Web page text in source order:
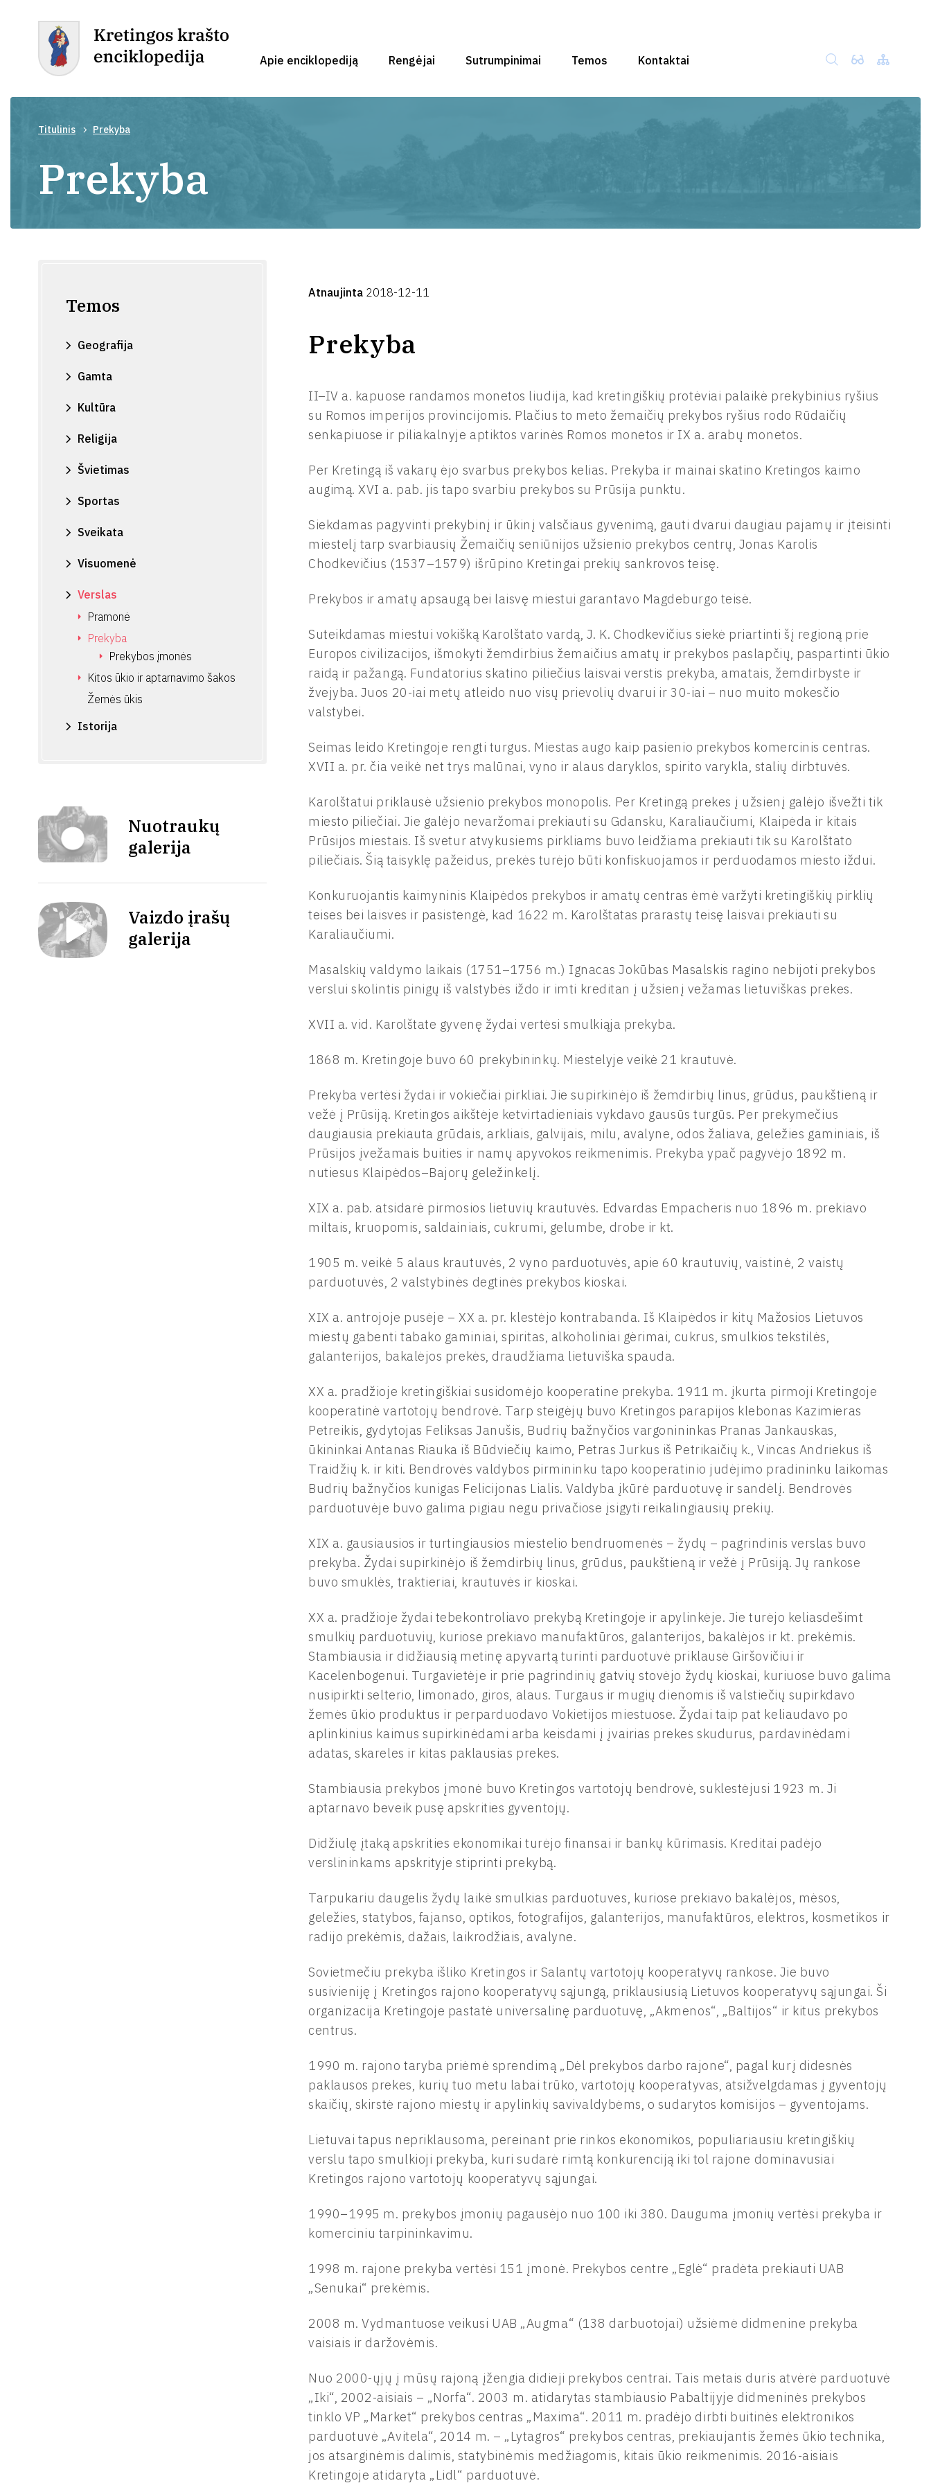
Apie enciklopediją Rengėjai Sutrumpinimai Temos Kontaktai
Titulinis Prekyba
Prekyba
Temos
Geografija
Gamta
Kultūra
Religija
Švietimas
Sportas
Sveikata
Visuomenė
Verslas
Pramonė
Prekyba
Prekybos įmonės
Kitos ūkio ir aptarnavimo šakos
Žemės ūkis
Istorija
Nuotraukų
galerija
Vaizdo įrašų
galerija
Atnaujinta 2018-12-11
Prekyba
II–IV a. kapuose randamos monetos liudija, kad kretingiškių protėviai palaikė prekybinius ryšius
su Romos imperijos provincijomis. Plačius to meto žemaičių prekybos ryšius rodo Rūdaičių
senkapiuose ir piliakalnyje aptiktos varinės Romos monetos ir IX a. arabų monetos.
Per Kretingą iš vakarų ėjo svarbus prekybos kelias. Prekyba ir mainai skatino Kretingos kaimo
augimą. XVI a. pab. jis tapo svarbiu prekybos su Prūsija punktu.
Siekdamas pagyvinti prekybinį ir ūkinį valsčiaus gyvenimą, gauti dvarui daugiau pajamų ir įteisinti
miestelį tarp svarbiausių Žemaičių seniūnijos užsienio prekybos centrų, Jonas Karolis
Chodkevičius (1537–1579) išrūpino Kretingai prekių sankrovos teisę.
Prekybos ir amatų apsaugą bei laisvę miestui garantavo Magdeburgo teisė.
Suteikdamas miestui vokišką Karolštato vardą, J. K. Chodkevičius siekė priartinti šį regioną prie
Europos civilizacijos, išmokyti žemdirbius žemaičius amatų ir prekybos paslapčių, paspartinti ūkio
raidą ir pažangą. Fundatorius skatino piliečius laisvai verstis prekyba, amatais, žemdirbyste ir
žvejyba. Juos 20-iai metų atleido nuo visų prievolių dvarui ir 30-iai – nuo muito mokesčio
valstybei.
Seimas leido Kretingoje rengti turgus. Miestas augo kaip pasienio prekybos komercinis centras.
XVII a. pr. čia veikė net trys malūnai, vyno ir alaus daryklos, spirito varykla, stalių dirbtuvės.
Karolštatui priklausė užsienio prekybos monopolis. Per Kretingą prekes į užsienį galėjo išvežti tik
miesto piliečiai. Jie galėjo nevaržomai prekiauti su Gdansku, Karaliaučiumi, Klaipėda ir kitais
Prūsijos miestais. Iš svetur atvykusiems pirkliams buvo leidžiama prekiauti tik su Karolštato
piliečiais. Šią taisyklę pažeidus, prekės turėjo būti konfiskuojamos ir perduodamos miesto iždui.
Konkuruojantis kaimyninis Klaipėdos prekybos ir amatų centras ėmė varžyti kretingiškių pirklių
teises bei laisves ir pasistengė, kad 1622 m. Karolštatas prarastų teisę laisvai prekiauti su
Karaliaučiumi.
Masalskių valdymo laikais (1751–1756 m.) Ignacas Jokūbas Masalskis ragino nebijoti prekybos
verslui skolintis pinigų iš valstybės iždo ir imti kreditan į užsienį vežamas lietuviškas prekes.
XVII a. vid. Karolštate gyvenę žydai vertėsi smulkiąja prekyba.
1868 m. Kretingoje buvo 60 prekybininkų. Miestelyje veikė 21 krautuvė.
Prekyba vertėsi žydai ir vokiečiai pirkliai. Jie supirkinėjo iš žemdirbių linus, grūdus, paukštieną ir
vežė į Prūsiją. Kretingos aikštėje ketvirtadieniais vykdavo gausūs turgūs. Per prekymečius
daugiausia prekiauta grūdais, arkliais, galvijais, milu, avalyne, odos žaliava, geležies gaminiais, iš
Prūsijos įvežamais buities ir namų apyvokos reikmenimis. Prekyba ypač pagyvėjo 1892 m.
nutiesus Klaipėdos–Bajorų geležinkelį.
XIX a. pab. atsidarė pirmosios lietuvių krautuvės. Edvardas Empacheris nuo 1896 m. prekiavo
miltais, kruopomis, saldainiais, cukrumi, gelumbe, drobe ir kt.
1905 m. veikė 5 alaus krautuvės, 2 vyno parduotuvės, apie 60 krautuvių, vaistinė, 2 vaistų
parduotuvės, 2 valstybinės degtinės prekybos kioskai.
XIX a. antrojoje pusėje – XX a. pr. klestėjo kontrabanda. Iš Klaipėdos ir kitų Mažosios Lietuvos
miestų gabenti tabako gaminiai, spiritas, alkoholiniai gėrimai, cukrus, smulkios tekstilės,
galanterijos, bakalėjos prekės, draudžiama lietuviška spauda.
XX a. pradžioje kretingiškiai susidomėjo kooperatine prekyba. 1911 m. įkurta pirmoji Kretingoje
kooperatinė vartotojų bendrovė. Tarp steigėjų buvo Kretingos parapijos klebonas Kazimieras
Petreikis, gydytojas Feliksas Janušis, Budrių bažnyčios vargonininkas Pranas Jankauskas,
ūkininkai Antanas Riauka iš Būdviečių kaimo, Petras Jurkus iš Petrikaičių k., Vincas Andriekus iš
Traidžių k. ir kiti. Bendrovės valdybos pirmininku tapo kooperatinio judėjimo pradininku laikomas
Budrių bažnyčios kunigas Felicijonas Lialis. Valdyba įkūrė parduotuvę ir sandėlį. Bendrovės
parduotuvėje buvo galima pigiau negu privačiose įsigyti reikalingiausių prekių.
XIX a. gausiausios ir turtingiausios miestelio bendruomenės – žydų – pagrindinis verslas buvo
prekyba. Žydai supirkinėjo iš žemdirbių linus, grūdus, paukštieną ir vežė į Prūsiją. Jų rankose
buvo smuklės, traktieriai, krautuvės ir kioskai.
XX a. pradžioje žydai tebekontroliavo prekybą Kretingoje ir apylinkėje. Jie turėjo keliasdešimt
smulkių parduotuvių, kuriose prekiavo manufaktūros, galanterijos, bakalėjos ir kt. prekėmis.
Stambiausia ir didžiausią metinę apyvartą turinti parduotuvė priklausė Giršovičiui ir
Kacelenbogenui. Turgavietėje ir prie pagrindinių gatvių stovėjo žydų kioskai, kuriuose buvo galima
nusipirkti selterio, limonado, giros, alaus. Turgaus ir mugių dienomis iš valstiečių supirkdavo
žemės ūkio produktus ir perparduodavo Vokietijos miestuose. Žydai taip pat keliaudavo po
aplinkinius kaimus supirkinėdami arba keisdami į įvairias prekes skudurus, pardavinėdami
adatas, skareles ir kitas paklausias prekes.
Stambiausia prekybos įmonė buvo Kretingos vartotojų bendrovė, suklestėjusi 1923 m. Ji
aptarnavo beveik pusę apskrities gyventojų.
Didžiulę įtaką apskrities ekonomikai turėjo finansai ir bankų kūrimasis. Kreditai padėjo
verslininkams apskrityje stiprinti prekybą.
Tarpukariu daugelis žydų laikė smulkias parduotuves, kuriose prekiavo bakalėjos, mėsos,
geležies, statybos, fajanso, optikos, fotografijos, galanterijos, manufaktūros, elektros, kosmetikos ir
radijo prekėmis, dažais, laikrodžiais, avalyne.
Sovietmečiu prekyba išliko Kretingos ir Salantų vartotojų kooperatyvų rankose. Jie buvo
susivieniję į Kretingos rajono kooperatyvų sąjungą, priklausiusią Lietuvos kooperatyvų sąjungai. Ši
organizacija Kretingoje pastatė universalinę parduotuvę, „Akmenos“, „Baltijos“ ir kitus prekybos
centrus.
1990 m. rajono taryba priėmė sprendimą „Dėl prekybos darbo rajone“, pagal kurį didesnės
paklausos prekes, kurių tuo metu labai trūko, vartotojų kooperatyvas, atsižvelgdamas į gyventojų
skaičių, skirstė rajono miestų ir apylinkių savivaldybėms, o sudarytos komisijos – gyventojams.
Lietuvai tapus nepriklausoma, pereinant prie rinkos ekonomikos, populiariausiu kretingiškių
verslu tapo smulkioji prekyba, kuri sudarė rimtą konkurenciją iki tol rajone dominavusiai
Kretingos rajono vartotojų kooperatyvų sąjungai.
1990–1995 m. prekybos įmonių pagausėjo nuo 100 iki 380. Dauguma įmonių vertėsi prekyba ir
komerciniu tarpininkavimu.
1998 m. rajone prekyba vertėsi 151 įmonė. Prekybos centre „Eglė“ pradėta prekiauti UAB
„Senukai“ prekėmis.
2008 m. Vydmantuose veikusi UAB „Augma“ (138 darbuotojai) užsiėmė didmenine prekyba
vaisiais ir daržovėmis.
Nuo 2000-ųjų į mūsų rajoną įžengia didieji prekybos centrai. Tais metais duris atvėrė parduotuvė
„Iki“, 2002-aisiais – „Norfa“. 2003 m. atidarytas stambiausio Pabaltijyje didmeninės prekybos
tinklo VP „Market“ prekybos centras „Maxima“. 2011 m. pradėjo dirbti buitinės elektronikos
parduotuvė „Avitela“, 2014 m. – „Lytagros“ prekybos centras, prekiaujantis žemės ūkio technika,
jos atsarginėmis dalimis, statybinėmis medžiagomis, kitais ūkio reikmenimis. 2016-aisiais
Kretingoje atidaryta „Lidl“ parduotuvė.